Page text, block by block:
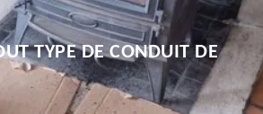
TYPE DE CONDUIT DE